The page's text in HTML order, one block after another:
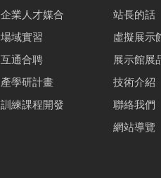
企業人才媒合
場域實習
互通合聘
產學研計畫
訓練課程開發
站長的話
虛擬展示
展示館展
技術介紹
聯絡我們
網站導覽